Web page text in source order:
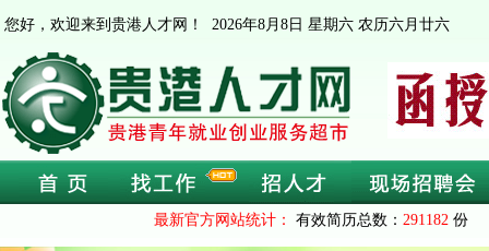
您好，欢迎来到贵港人才网！ 2026年8月8日 星期六 农历六月廿六
最新官方网站统计： 有效简历总数： 291182 份